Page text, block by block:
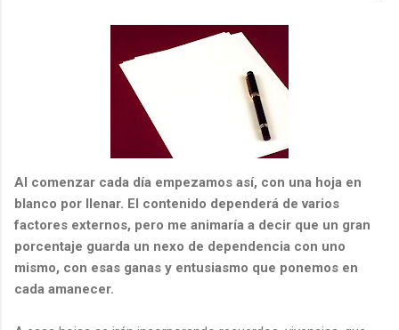
Al comenzar cada día empezamos así, con una hoja en
blanco por llenar. El contenido dependerá de varios
factores externos, pero me animaría a decir que un gran
porcentaje guarda un nexo de dependencia con uno
mismo, con esas ganas y entusiasmo que ponemos en
cada amanecer.